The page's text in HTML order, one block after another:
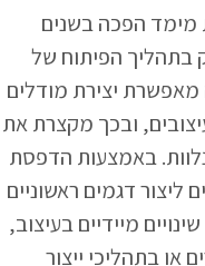
מימד הפכה בשנים
בתהליך הפיתוח של
מאפשרת יצירת מודלים
ובכך מקצרת את
באמצעות הדפסת
דגמים ראשוניים
מיידיים בעיצוב,
או בתהליכי ייצור